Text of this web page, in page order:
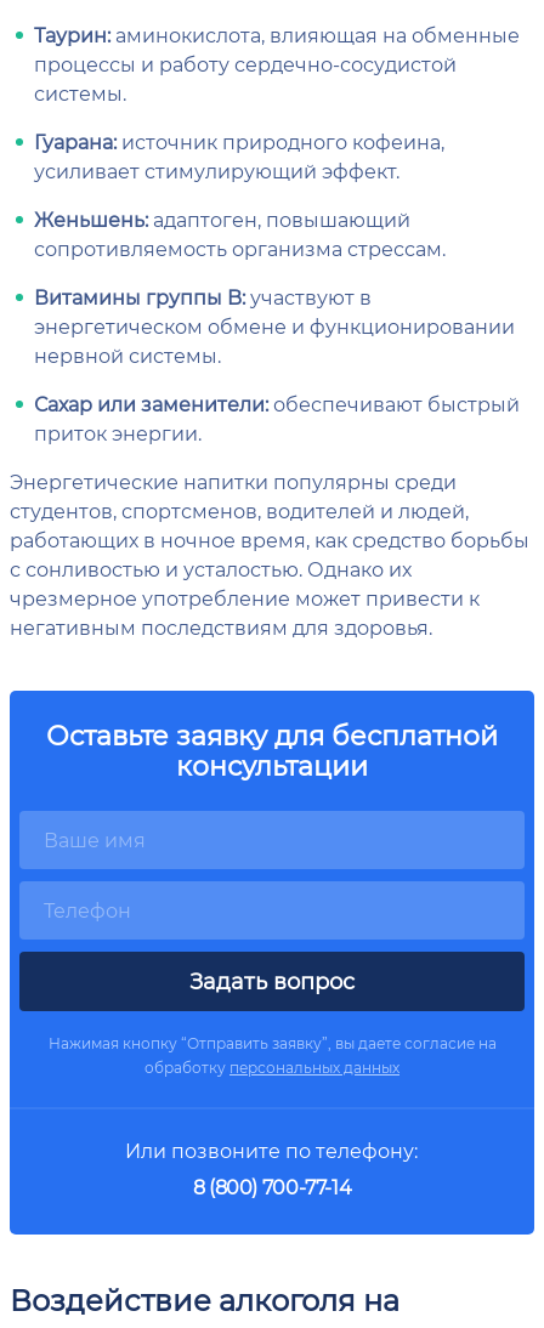
Таурин:аминокислота, влияющая на обменные
процессы и работу сердечно-сосудистой
системы.
Гуарана:источник природного кофеина,
усиливает стимулирующий эффект.
Женьшень:адаптоген, повышающий
сопротивляемость организма стрессам.
Витамины группы B:участвуют в
энергетическом обмене и функционировании
нервной системы.
Сахар или заменители:обеспечивают быстрый
приток энергии.
Энергетические напитки популярны среди
студентов, спортсменов, водителей и людей,
работающих в ночное время, как средство борьбы
с сонливостью и усталостью. Однако их
чрезмерное употребление может привести к
негативным последствиям для здоровья.
Оставьте заявку для бесплатной
консультации
Задать вопрос
Нажимая кнопку “Отправить заявку”, вы даете согласие на
обработку персональных данных
Или позвоните по телефону:
8 (800) 700-77-14
Воздействие алкоголя на